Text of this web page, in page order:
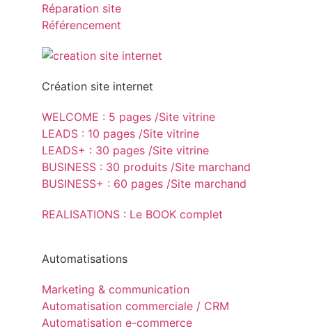
Réparation site
Référencement
Création site internet
WELCOME : 5 pages /Site vitrine
LEADS : 10 pages /Site vitrine
LEADS+ : 30 pages /Site vitrine
BUSINESS : 30 produits /Site marchand
BUSINESS+ : 60 pages /Site marchand
REALISATIONS : Le BOOK complet
Automatisations
Marketing & communication
Automatisation commerciale / CRM
Automatisation e-commerce